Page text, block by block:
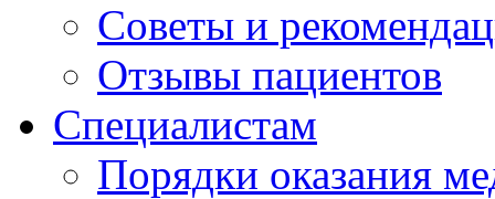
Советы и
Отзывы пациентов
Специалистам
Порядки оказания